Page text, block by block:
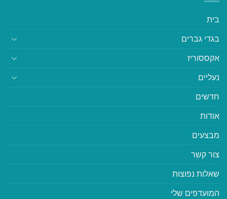
בית
בגדי גברים
אקססוריז
נעליים
חדשים
אודות
מבצעים
צור קשר
שאלות נפוצות
המועדפים שלי